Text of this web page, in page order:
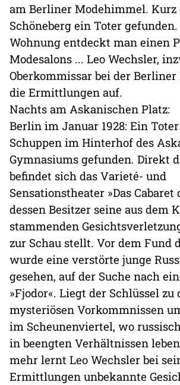
am Berliner Modehimmel.
Schöneberg ein Toter
Wohnung entdeckt man einen
Modesalons ... Leo Wechsler,
Oberkommissar bei der
die Ermittlungen auf.
Nachts am Askanischen Platz:
Berlin im Januar 1928: Ein
Schuppen im Hinterhof des
Gymnasiums gefunden. Direkt
befindet sich das Varieté- und
Sensationstheater »Das Cabaret
dessen Besitzer seine aus dem
stammenden
zur Schau stellt. Vor dem Fund
wurde eine verstörte junge
gesehen, auf der Suche nach
»Fjodor«. Liegt der Schlüssel zu
mysteriösen Vorkommnissen
im Scheunenviertel, wo
in beengten Verhältnissen
mehr lernt Leo Wechsler bei
Ermittlungen unbekannte